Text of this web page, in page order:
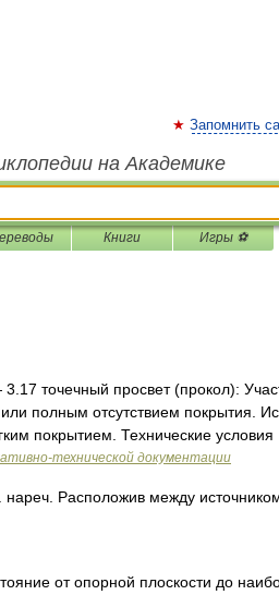
Запомнить
на Академике
Книги Игры ⚽
точечный просвет (прокол):
полным отсутствием покрытия.
покрытием. Технические условия
технической документации
Расположив между
от опорной плоскости до